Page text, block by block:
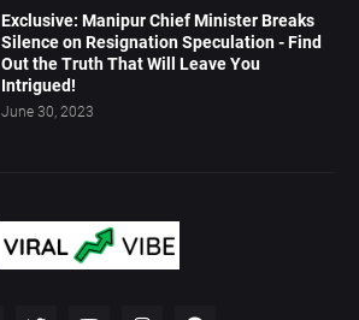
Exclusive: Manipur Chief Minister Breaks
Silence on Resignation Speculation - Find
Out the Truth That Will Leave You
Intrigued!
June 30, 2023